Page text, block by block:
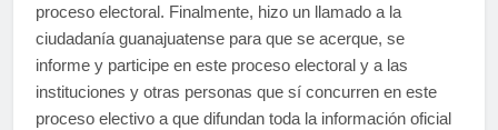
proceso electoral. Finalmente, hizo un llamado a la
ciudadanía guanajuatense para que se acerque, se
informe y participe en este proceso electoral y a las
instituciones y otras personas que sí concurren en este
proceso electivo a que difundan toda la información oficial